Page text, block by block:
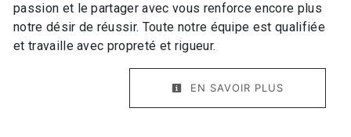
passion et le partager avec vous renforce encore plus
notre désir de réussir. Toute notre équipe est qualifiée
et travaille avec propreté et rigueur.
EN SAVOIR PLUS